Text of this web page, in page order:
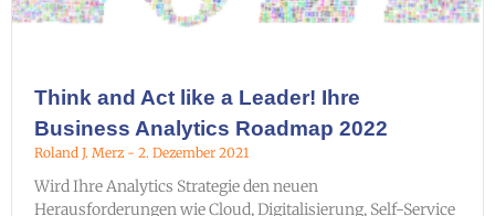
Think and Act like a Leader! Ihre
Business Analytics Roadmap 2022
Roland J. Merz 2. Dezember 2021
Wird Ihre Analytics Strategie den neuen
Herausforderungen wie Cloud, Digitalisierung, Self-Service